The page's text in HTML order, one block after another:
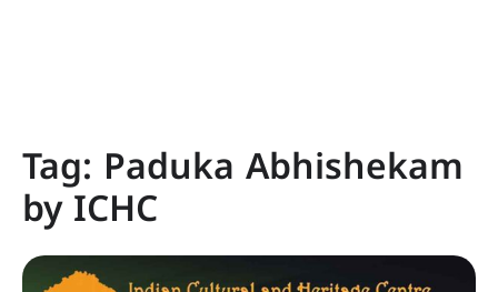
Tag: Paduka Abhishekam
by ICHC